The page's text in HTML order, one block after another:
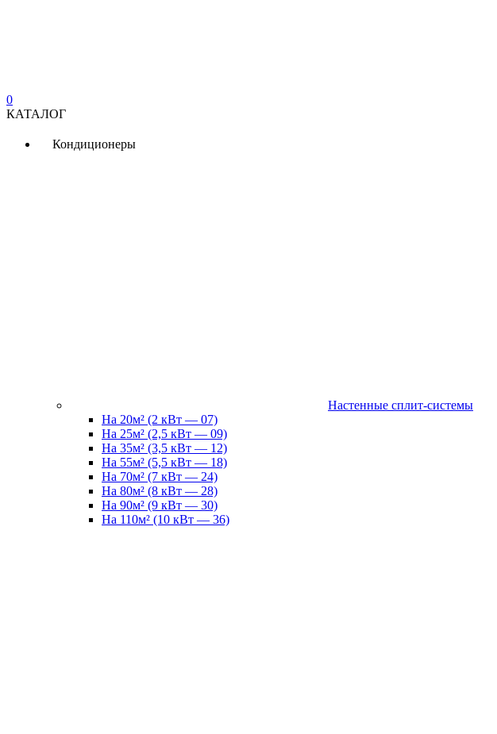
0
КАТАЛОГ
Кондиционеры
Настенные сплит-системы
На 20м² (2 кВт — 07)
На 25м² (2,5 кВт — 09)
На 35м² (3,5 кВт — 12)
На 55м² (5,5 кВт — 18)
На 70м² (7 кВт — 24)
На 80м² (8 кВт — 28)
На 90м² (9 кВт — 30)
На 110м² (10 кВт — 36)